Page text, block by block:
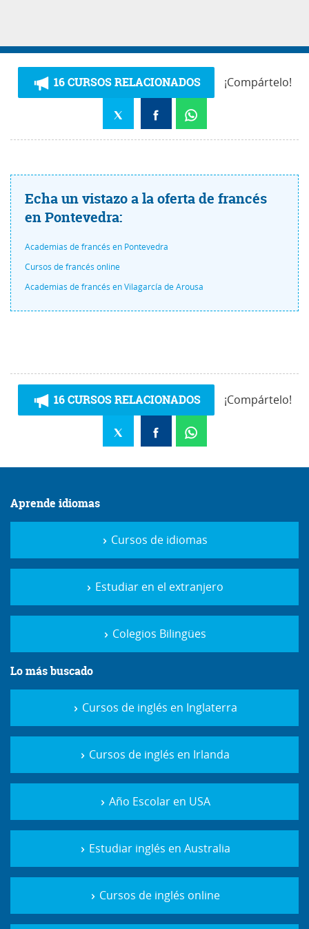
16 CURSOS RELACIONADOS ¡Compártelo!
Echa un vistazo a la oferta de francés
en Pontevedra:
Academias de francés en Pontevedra
Cursos de francés online
Academias de francés en Vilagarcía de Arousa
16 CURSOS RELACIONADOS ¡Compártelo!
Aprende idiomas
Cursos de idiomas
Estudiar en el extranjero
Colegios Bilingües
Lo más buscado
Cursos de inglés en Inglaterra
Cursos de inglés en Irlanda
Año Escolar en USA
Estudiar inglés en Australia
Cursos de inglés online